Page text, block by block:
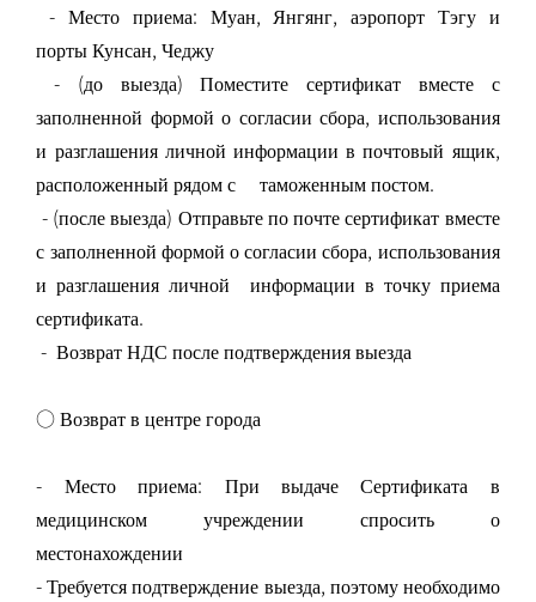
- Место приема: Муан, Янгянг, аэропорт Тэгу и
порты Кунсан, Чеджу
- (до выезда) Поместите сертификат вместе с
заполненной формой о согласии сбора, использования
и разглашения личной информации в почтовый ящик,
расположенный рядом с таможенным постом.
- (после выезда) Отправьте по почте сертификат вместе
с заполненной формой о согласии сбора, использования
и разглашения личной информации в точку приема
сертификата.
- Возврат НДС после подтверждения выезда
○ Возврат в центре города
- Место приема: При выдаче Сертификата в
медицинском учреждении спросить о
местонахождении
- Требуется подтверждение выезда, поэтому необходимо